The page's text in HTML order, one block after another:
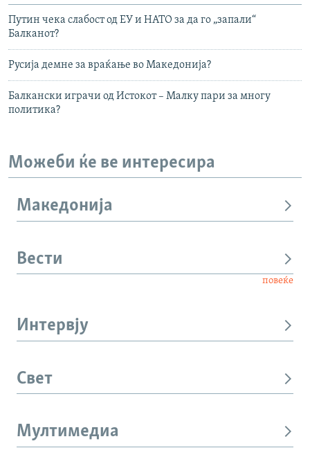
Путин чека слабост од ЕУ и НАТО за да го „запали“
Балканот?
Русија демне за враќање во Македонија?
Балкански играчи од Истокот – Малку пари за многу
политика?
Можеби ќе ве интересира
Македонија
Вести
повеќе
Интервју
Свет
Мултимедиа